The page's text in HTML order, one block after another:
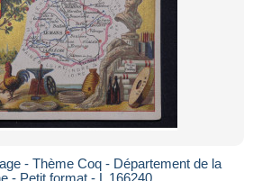
- Thème Coq - Département de la
- Petit format - L 166240